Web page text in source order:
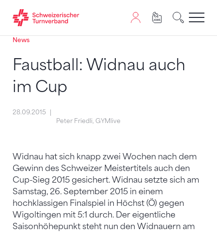
Zum Inhalt springen
Zur Sitemap navigieren
Zum Navigieren dieser Seite wird JavaScript benötigt.
News
Faustball: Widnau auch
im Cup
28.09.2015
Peter Friedli, GYMlive
Widnau hat sich knapp zwei Wochen nach dem
Gewinn des Schweizer Meistertitels auch den
Cup-Sieg 2015 gesichert. Widnau setzte sich am
Samstag, 26. September 2015 in einem
hochklassigen Finalspiel in Höchst (Ö) gegen
Wigoltingen mit 5:1 durch. Der eigentliche
Saisonhöhepunkt steht nun den Widnauern am